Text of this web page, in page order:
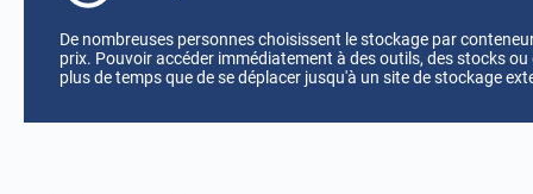
De nombreuses personnes choisissent le stockage par
prix. Pouvoir accéder immédiatement à des outils, des stocks
plus de temps que de se déplacer jusqu'à un site de stockage